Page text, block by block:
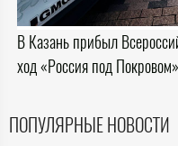
В Казань прибыл
ход «Россия под Покровом»
ПОПУЛЯРНЫЕ НОВОСТИ